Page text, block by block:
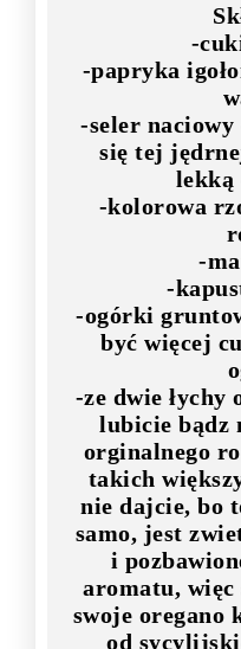
-
-papryka
-seler
się tej
lekką
-kolorowa
-
-
-ogórki
być więcej
-ze dwie łychy
lubicie bądz
orginalnego
takich
nie dajcie, bo
samo, jest
i
aromatu, więc
swoje oregano
od